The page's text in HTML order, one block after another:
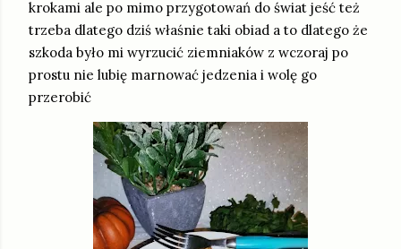
krokami ale po mimo przygotowań do świat jeść też
trzeba dlatego dziś właśnie taki obiad a to dlatego że
szkoda było mi wyrzucić ziemniaków z wczoraj po
prostu nie lubię marnować jedzenia i wolę go
przerobić